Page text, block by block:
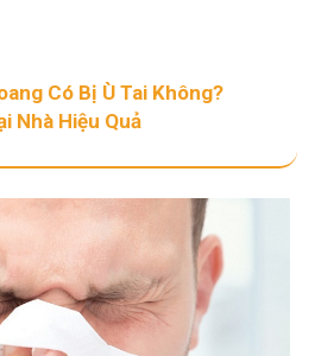
Có Bị Ù Tai Không?
Nhà Hiệu Quả